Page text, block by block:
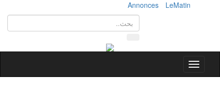
LeMatin
Annonces
Toggle
navigation